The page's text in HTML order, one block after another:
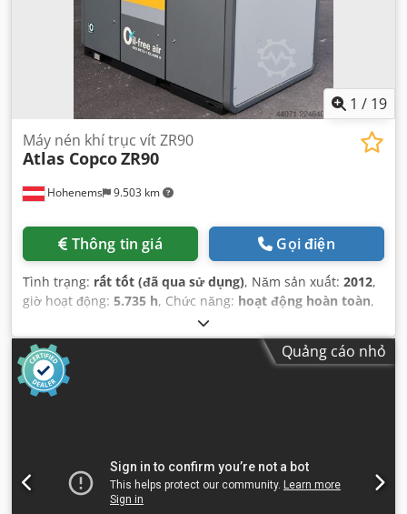
1 / 19
Hohenems 9.503 km
Máy nén khí trục vít ZR90
Atlas CopcoZR90
Thông tin giá Gọi điện
Tình trạng: rất tốt (đã qua sử dụng), Năm sản xuất: 2012,
giờ hoạt động: 5.735 h, Chức năng: hoạt động hoàn toàn,
Quảng cáo nhỏ